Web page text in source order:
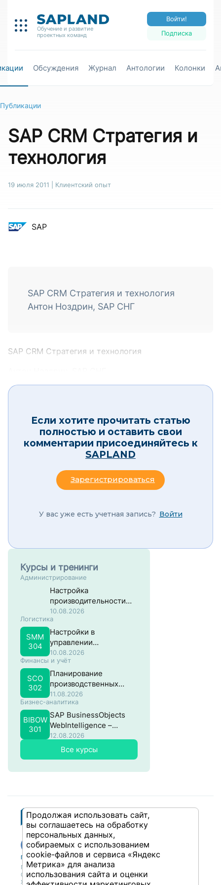
Обучение и развитие
проектных команд
Подписка
Войти!
Обсуждения Журнал Антологии Колонки
Публикации
SAP CRM Стратегия и
технология
19 июля 2011 Клиентский опыт
SAP
SAP CRM Стратегия и технология
Антон Ноздрин, SAP СНГ
SAP CRM Стратегия и технология
Если хотите прочитать статью
полностью и оставить свои
комментарии присоединяйтесь к
SAPLAND
Зарегистрироваться
У вас уже есть учетная запись? Войти
Курсы и тренинги
Администрирование
Настройка
производительности
систем на основе SAP
NW ABAP
10.08.2026
Логистика
SMM
304
Настройки в
управлении
материальными
потоками в SAP
10.08.2026
Финансы и учёт
SCO
302
Планирование
производственных
затрат в SAP
11.08.2026
Бизнес-аналитика
BIBOW
301
SAP BusinessObjects
WebIntelligence –
Продвинутый
12.08.2026
Все курсы
Публикации
Публикации
Обсуждения
Журнал
Учебный центр
Учебный центр
Выбрать обучение
Форматы и опции
Продолжая использовать сайт,
вы соглашаетесь на обработку
персональных данных,
собираемых с использованием
cookie-файлов и сервиса «Яндекс
Метрика» для анализа
использования сайта и оценки